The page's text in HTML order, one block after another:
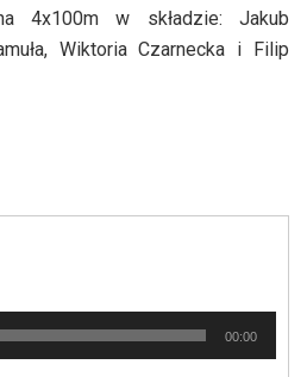
4x100m w składzie: Jakub
Wiktoria Czarnecka i Filip
00:00